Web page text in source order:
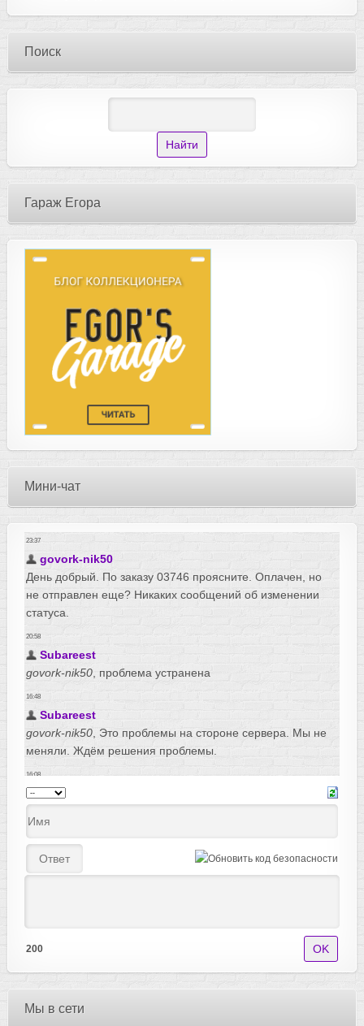
Поиск
Гараж Егора
Мини-чат
200
Мы в сети